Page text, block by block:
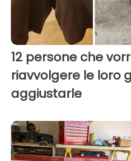
12 persone che
riavvolgere le loro
aggiustarle